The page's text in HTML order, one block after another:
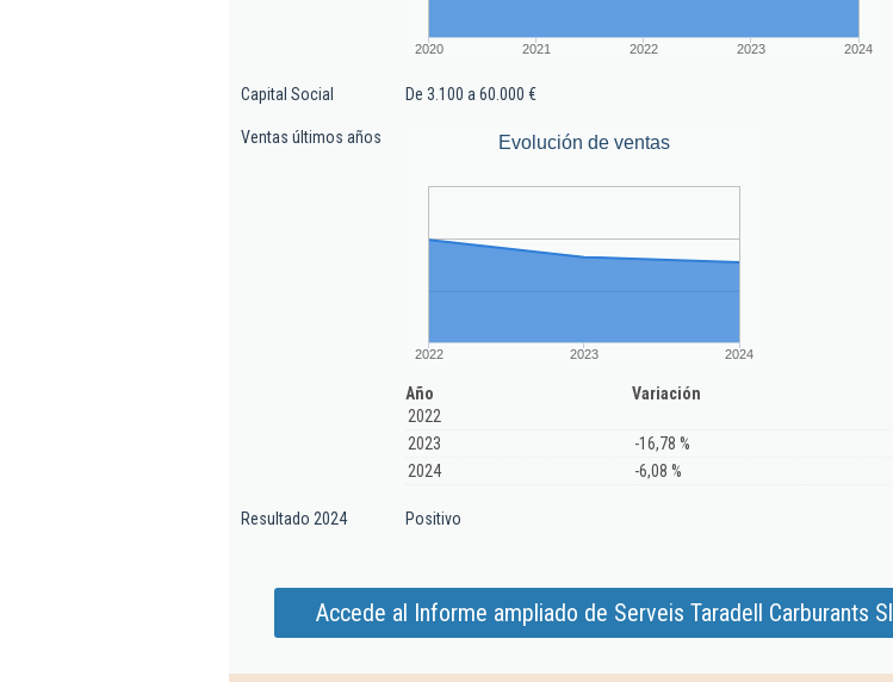
2020 2021 2022 2023 2024
Capital Social De 3.100 a 60.000 €
Ventas últimos años Evolución de ventas
2022 2023 2024
Año
Variación
2022
2023
-16,78 %
2024
-6,08 %
Resultado 2024 Positivo
Accede al Informe ampliado de Serveis Taradell Carburants Sl